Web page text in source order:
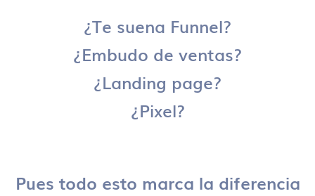
¿Te suena Funnel?
¿Embudo de ventas?
¿Landing page?
¿Pixel?
Pues todo esto marca la diferencia